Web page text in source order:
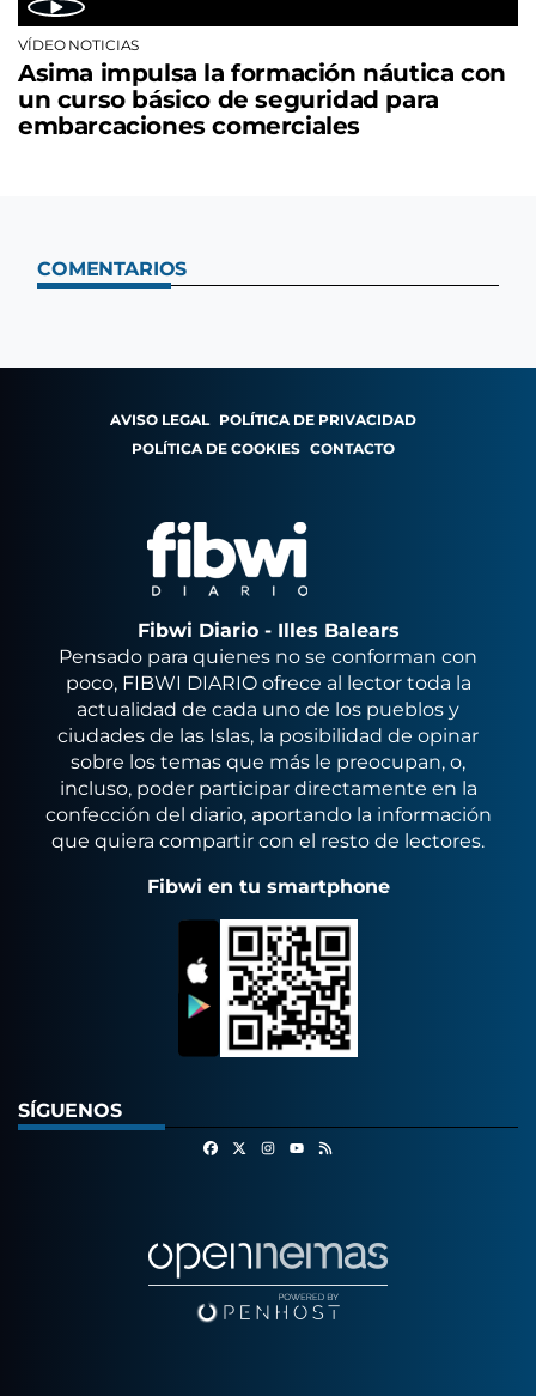
VÍDEO NOTICIAS
Asima impulsa la formación náutica con
un curso básico de seguridad para
embarcaciones comerciales
COMENTARIOS
AVISO LEGAL POLÍTICA DE PRIVACIDAD
POLÍTICA DE COOKIES CONTACTO
Fibwi Diario - Illes Balears
Pensado para quienes no se conforman con
poco, FIBWI DIARIO ofrece al lector toda la
actualidad de cada uno de los pueblos y
ciudades de las Islas, la posibilidad de opinar
sobre los temas que más le preocupan, o,
incluso, poder participar directamente en la
confección del diario, aportando la información
que quiera compartir con el resto de lectores.
Fibwi en tu smartphone
SÍGUENOS
FacebookInstagram